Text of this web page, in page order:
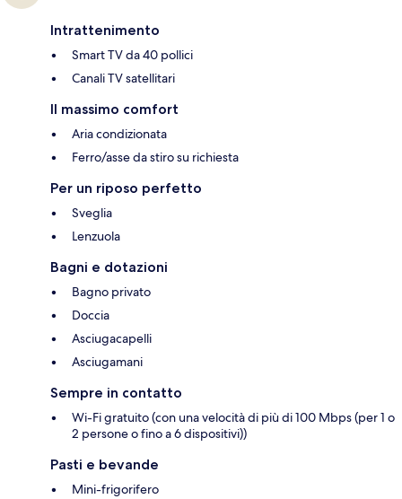
Intrattenimento
Smart TV da 40 pollici
Canali TV satellitari
Il massimo comfort
Aria condizionata
Ferro/asse da stiro su richiesta
Per un riposo perfetto
Sveglia
Lenzuola
Bagni e dotazioni
Bagno privato
Doccia
Asciugacapelli
Asciugamani
Sempre in contatto
Wi-Fi gratuito (con una velocità di più di 100 Mbps (per 1 o
2 persone o fino a 6 dispositivi))
Pasti e bevande
Mini-frigorifero